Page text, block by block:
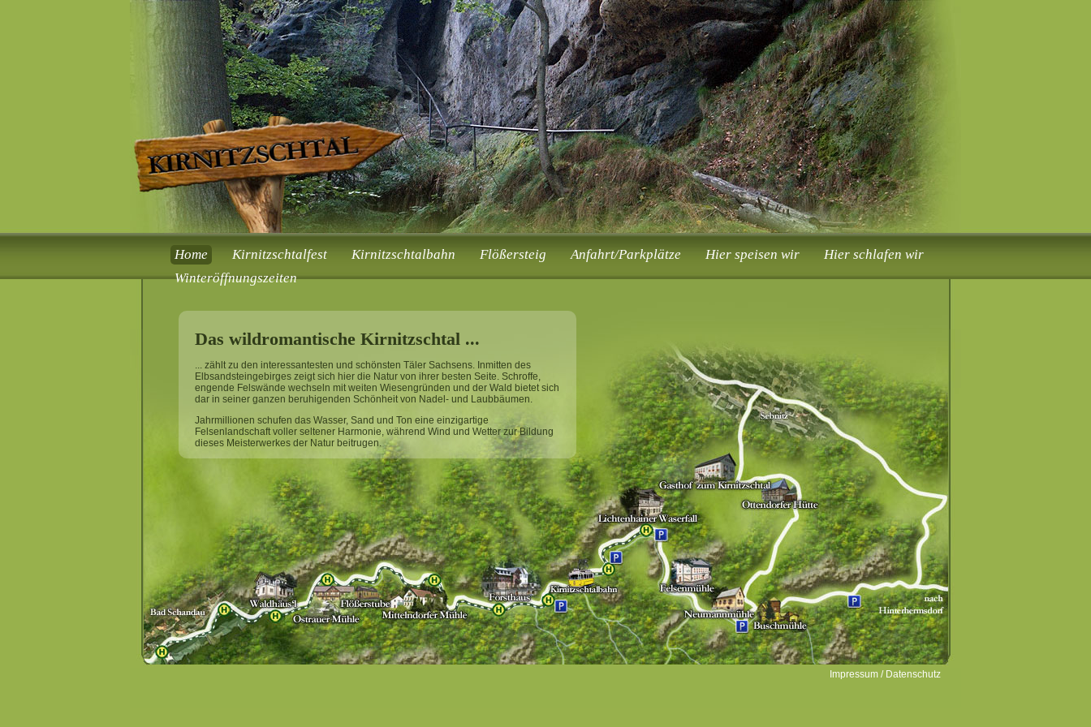
Home Kirnitzschtalfest Kirnitzschtalbahn Flößersteig Anfahrt/Parkplätze Hier speisen wir
Hier schlafen wir
Winteröffnungszeiten
Das wildromantische Kirnitzschtal ...
... zählt zu den interessantesten und schönsten Täler Sachsens. Inmitten des
Elbsandsteingebirges zeigt sich hier die Natur von ihrer besten Seite. Schroffe,
engende Felswände wechseln mit weiten Wiesengründen und der Wald bietet sich
dar in seiner ganzen beruhigenden Schönheit von Nadel- und Laubbäumen.
Jahrmillionen schufen das Wasser, Sand und Ton eine einzigartige
Felsenlandschaft voller seltener Harmonie, während Wind und Wetter zur Bildung
dieses Meisterwerkes der Natur beitrugen.
Impressum / Datenschutz